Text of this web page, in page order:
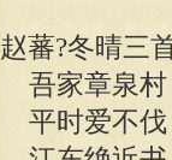
赵蕃?冬晴三
吾家章泉村
平时爱不伐